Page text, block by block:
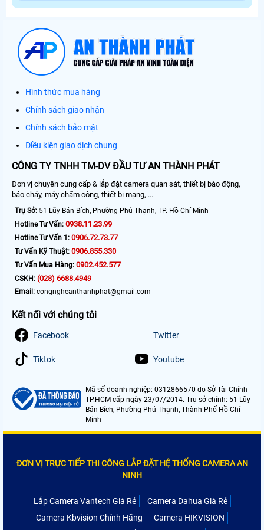
Hình thức mua hàng
Chính sách giao nhận
Chính sách bảo mật
Điều kiện giao dịch chung
CÔNG TY TNHH TM-DV ĐẦU TƯ AN THÀNH PHÁT
Đơn vị chuyên cung cấp & lắp đặt camera quan sát, thiết bị báo động,
báo cháy, máy chấm công, thiết bị mạng, ...
Trụ Sở: 51 Lũy Bán Bích, Phường Phú Thạnh, TP. Hồ Chí Minh
Hotline Tư Vấn: 0938.11.23.99
Hotline Tư Vấn 1: 0906.72.73.77
Tư Vấn Kỹ Thuật: 0906.855.330
Tư Vấn Mua Hàng: 0902.452.577
CSKH: (028) 6688.4949
Email: congngheanthanhphat@gmail.com
Kết nối với chúng tôi
Facebook Twitter
Tiktok Youtube
Mã số doanh nghiệp: 0312866570 do Sở Tài Chính
TP.HCM cấp ngày 23/07/2014. Trụ sở chính: 51 Lũy
Bán Bích, Phường Phú Thạnh, Thành Phố Hồ Chí
Minh
ĐƠN VỊ TRỰC TIẾP THI CÔNG LẮP ĐẶT HỆ THỐNG CAMERA AN
NINH
Lắp Camera Vantech Giá Rẻ
Camera Dahua Giá Rẻ
Camera Kbvision Chính Hãng
Camera HIKVISION